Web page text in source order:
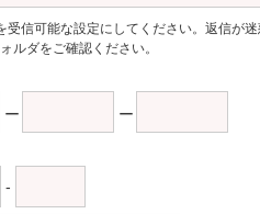
受信可能な設定にしてください。返信が
ルダをご確認ください。
-